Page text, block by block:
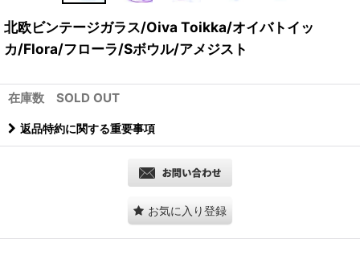
北欧ビンテージガラス/Oiva Toikka/オイバトイッ
カ/Flora/フローラ/Sボウル/アメジスト
在庫数 SOLD OUT
返品特約に関する重要事項
お気に入り登録